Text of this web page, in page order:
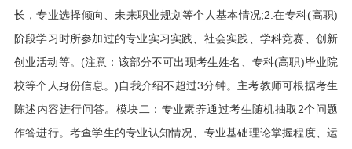
长，专业选择倾向、未来职业规划等个人基本情况;2.在专科(高职)
阶段学习时所参加过的专业实习实践、社会实践、学科竞赛、创新
创业活动等。(注意：该部分不可出现考生姓名、专科(高职)毕业院
校等个人身份信息。)自我介绍不超过3分钟。主考教师可根据考生
陈述内容进行问答。模块二：专业素养通过考生随机抽取2个问题
作答进行。考查学生的专业认知情况、专业基础理论掌握程度、运